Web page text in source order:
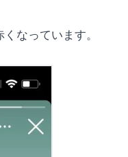
なっています。